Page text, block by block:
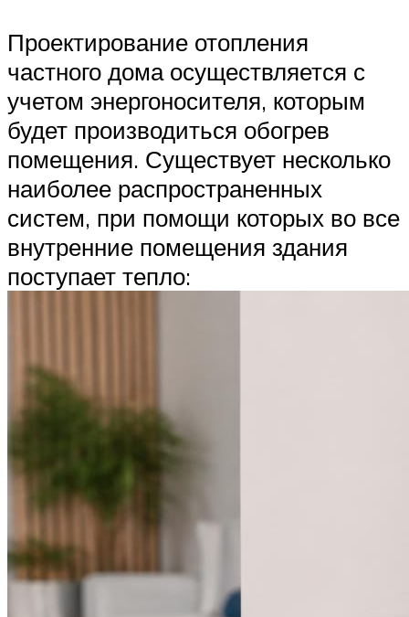
Проектирование отопления
частного дома осуществляется с
учетом энергоносителя, которым
будет производиться обогрев
помещения. Существует несколько
наиболее распространенных
систем, при помощи которых во все
внутренние помещения здания
поступает тепло: